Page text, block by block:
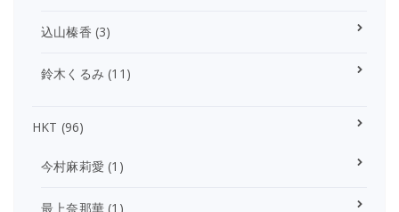
込山榛香 (3)
鈴木くるみ (11)
HKT (96)
今村麻莉愛 (1)
最上奈那華 (1)